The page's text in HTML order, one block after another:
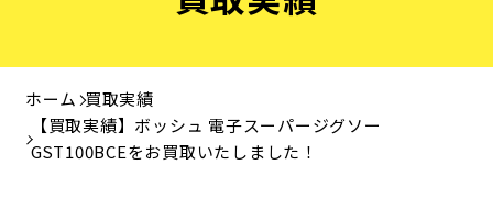
ホーム 買取実績
【買取実績】ボッシュ 電子スーパージグソー
GST100BCEをお買取いたしました！